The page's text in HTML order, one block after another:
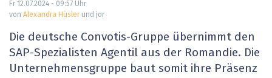
Fr 12.07.2024 - 09:57 Uhr
von Alexandra Hüslerund jor
Die deutsche Convotis-Gruppe übernimmt den
SAP-Spezialisten Agentil aus der Romandie. Die
Unternehmensgruppe baut somit ihre Präsenz